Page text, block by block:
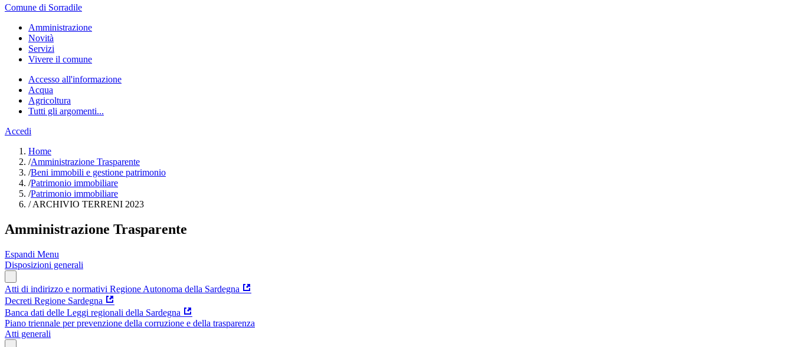
Comune di Sorradile
Amministrazione
Novità
Servizi
Vivere il comune
Accesso all'informazione
Acqua
Agricoltura
Tutti gli argomenti...
Accedi
Home
/Amministrazione Trasparente
/Beni immobili e gestione patrimonio
/Patrimonio immobiliare
/Patrimonio immobiliare
/ARCHIVIO TERRENI 2023
Amministrazione Trasparente
Espandi Menu
Disposizioni generali
Atti di indirizzo e normativi Regione Autonoma della Sardegna
Decreti Regione Sardegna
Banca dati delle Leggi regionali della Sardegna
Piano triennale per prevenzione della corruzione e della trasparenza
Atti generali